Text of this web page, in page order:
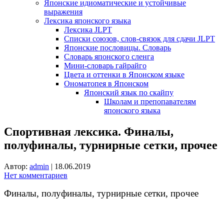
Японские идиоматические и устойчивые
выражения
Лексика японского языка
Лексика JLPT
Списки союзов, слов-связок для сдачи JLPT
Японские пословицы. Словарь
Словарь японского сленга
Мини-словарь гайрайго
Цвета и оттенки в Японском языке
Ономатопея в Японском
Японский язык по скайпу
Школам и препопавателям
японского языка
Спортивная лексика. Финалы,
полуфиналы, турнирные сетки, прочее
Автор: admin | 18.06.2019
Нет комментариев
Финалы, полуфиналы, турнирные сетки, прочее